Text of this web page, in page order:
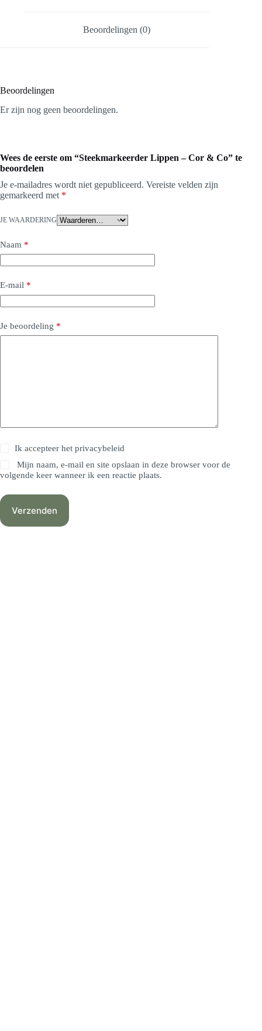
Beoordelingen (0)
Beoordelingen
Er zijn nog geen beoordelingen.
Wees de eerste om “Steekmarkeerder Lippen – Cor & Co” te
beoordelen
Je e-mailadres wordt niet gepubliceerd. Vereiste velden zijn
gemarkeerd met *
JE WAARDERING
Naam *
E-mail *
Je beoordeling *
Ik accepteer hetprivacybeleid
Mijn naam, e-mail en site opslaan in deze browser voor de
volgende keer wanneer ik een reactie plaats.
Verzenden